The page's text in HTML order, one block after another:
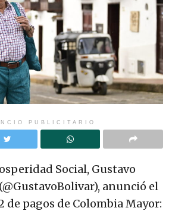
PUBLICITARIO
Social, Gustavo
anunció el
de pagos de Colombia Mayor: